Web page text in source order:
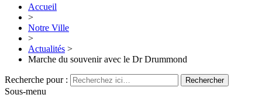
Accueil
>
Notre Ville
>
Actualités >
Marche du souvenir avec le Dr Drummond
Recherche pour :
Sous-menu